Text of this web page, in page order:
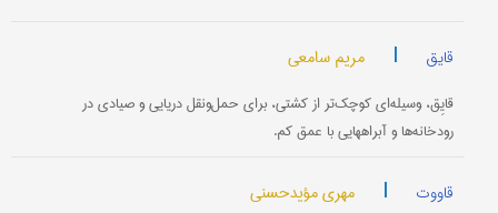
قایق | مریم سامعی
قایِق، وسیله‌ای کوچک‌تر از کشتی، برای حمل‌ونقل دریایی و صیادی در
رودخانه‌ها و آبراههایی با عمق کم.
قاووت | مهری مؤیدحسنی